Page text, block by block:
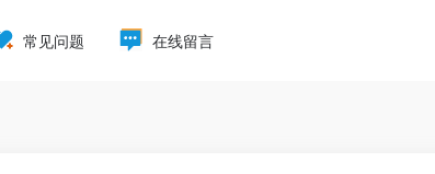
常见问题 在线留言